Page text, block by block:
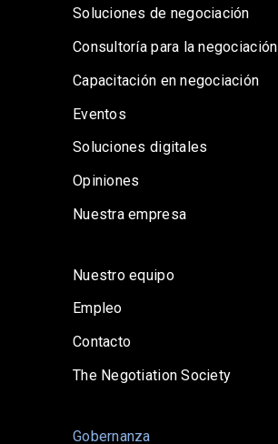
Soluciones de negociación
Consultoría para la negociación
Capacitación en negociación
Eventos
Soluciones digitales
Opiniones
Nuestra empresa
Nuestro equipo
Empleo
Contacto
The Negotiation Society
Gobernanza